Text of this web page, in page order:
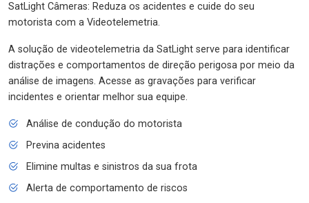
SatLight Câmeras: Reduza os acidentes e cuide do seu
motorista com a Videotelemetria.
A solução de videotelemetria da SatLight serve para identificar
distrações e comportamentos de direção perigosa por meio da
análise de imagens. Acesse as gravações para verificar
incidentes e orientar melhor sua equipe.
Análise de condução do motorista
Previna acidentes
Elimine multas e sinistros da sua frota
Alerta de comportamento de riscos